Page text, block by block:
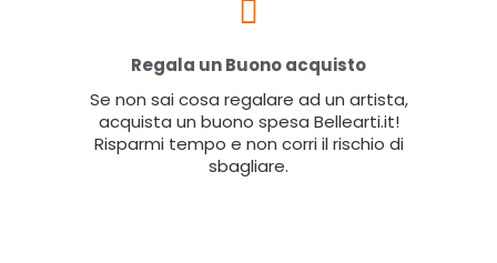
Regala un Buono acquisto
Se non sai cosa regalare ad un artista,
acquista un buono spesa Bellearti.it!
Risparmi tempo e non corri il rischio di
sbagliare.